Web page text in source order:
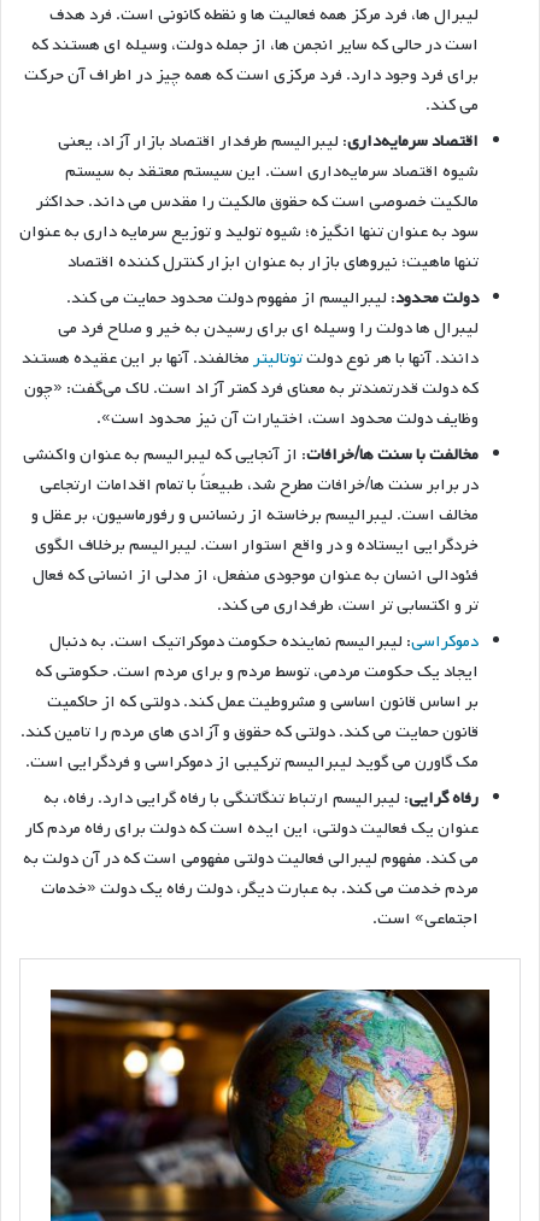
لیبرال ها، فرد مرکز همه فعالیت ها و نقطه کانونی است. فرد هدف
است در حالی که سایر انجمن ها، از جمله دولت، وسیله ای هستند که
برای فرد وجود دارد. فرد مرکزی است که همه چیز در اطراف آن حرکت
می کند.
اقتصاد سرمایه‌داری: لیبرالیسم طرفدار اقتصاد بازار آزاد، یعنی
شیوه اقتصاد سرمایه‌داری است. این سیستم معتقد به سیستم
مالکیت خصوصی است که حقوق مالکیت را مقدس می داند. حداکثر
سود به عنوان تنها انگیزه؛ شیوه تولید و توزیع سرمایه داری به عنوان
تنها ماهیت؛ نیروهای بازار به عنوان ابزار کنترل کننده اقتصاد
دولت محدود: لیبرالیسم از مفهوم دولت محدود حمایت می کند.
لیبرال ها دولت را وسیله ای برای رسیدن به خیر و صلاح فرد می
دانند. آنها با هر نوع دولتتوتالیترمخالفند. آنها بر این عقیده هستند
که دولت قدرتمندتر به معنای فرد کمتر آزاد است. لاک می‌گفت: «چون
وظایف دولت محدود است، اختیارات آن نیز محدود است».
مخالفت با سنت ها/خرافات: از آنجایی که لیبرالیسم به عنوان واکنشی
در برابر سنت ها/خرافات مطرح شد، طبیعتاً با تمام اقدامات ارتجاعی
مخالف است. لیبرالیسم برخاسته از رنسانس و رفورماسیون، بر عقل و
خردگرایی ایستاده و در واقع استوار است. لیبرالیسم برخلاف الگوی
فئودالی انسان به عنوان موجودی منفعل، از مدلی از انسانی که فعال
تر و اکتسابی تر است، طرفداری می کند.
دموکراسی: لیبرالیسم نماینده حکومت دموکراتیک است. به دنبال
ایجاد یک حکومت مردمی، توسط مردم و برای مردم است. حکومتی که
بر اساس قانون اساسی و مشروطیت عمل کند. دولتی که از حاکمیت
قانون حمایت می کند. دولتی که حقوق و آزادی های مردم را تامین کند.
مک گاورن می گوید لیبرالیسم ترکیبی از دموکراسی و فردگرایی است.
رفاه گرایی: لیبرالیسم ارتباط تنگاتنگی با رفاه گرایی دارد. رفاه، به
عنوان یک فعالیت دولتی، این ایده است که دولت برای رفاه مردم کار
می کند. مفهوم لیبرالی فعالیت دولتی مفهومی است که در آن دولت به
مردم خدمت می کند. به عبارت دیگر، دولت رفاه یک دولت «خدمات
اجتماعی» است.